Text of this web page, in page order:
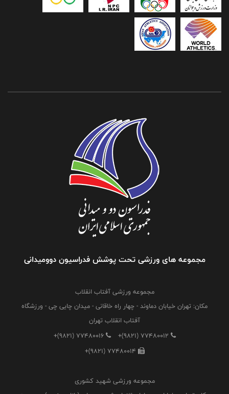
مجموعه های ورزشی تحت پوشش فدراسیون دوومیدانی
مجموعه ورزشی آفتاب انقلاب
مکان: تهران خیابان دماوند - چهار راه خاقانی - میدان چایی چی - ورزشگاه
آفتاب انقلاب تهران
+(9821) 77480012
+(9821) 77480016
+(9821) 77480014
مجموعه ورزشی شهید کشوری